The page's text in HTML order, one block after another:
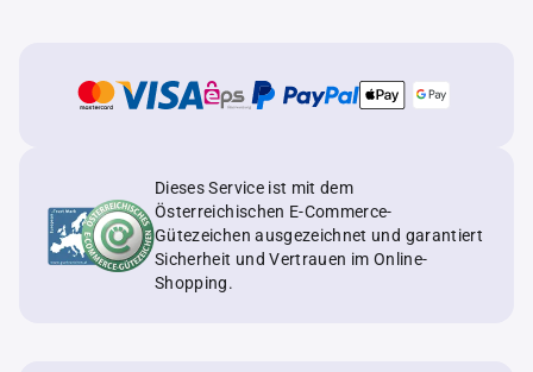
Dieses Service ist mit dem
Österreichischen E-Commerce-
Gütezeichen ausgezeichnet und garantiert
Sicherheit und Vertrauen im Online-
Shopping.